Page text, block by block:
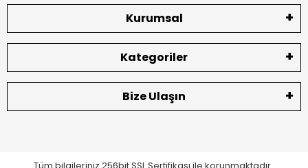
Kurumsal
Kategoriler
Bize Ulaşın